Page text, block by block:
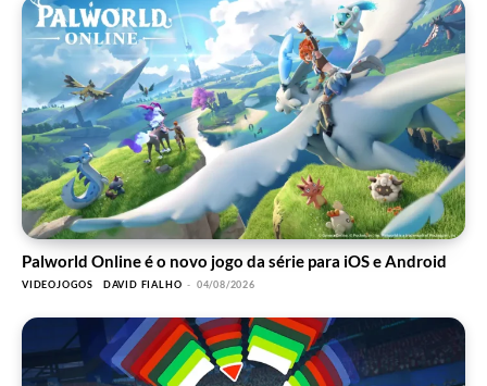
Palworld Online é o novo jogo da série para iOS e Android
VIDEOJOGOS DAVID FIALHO - 04/08/2026